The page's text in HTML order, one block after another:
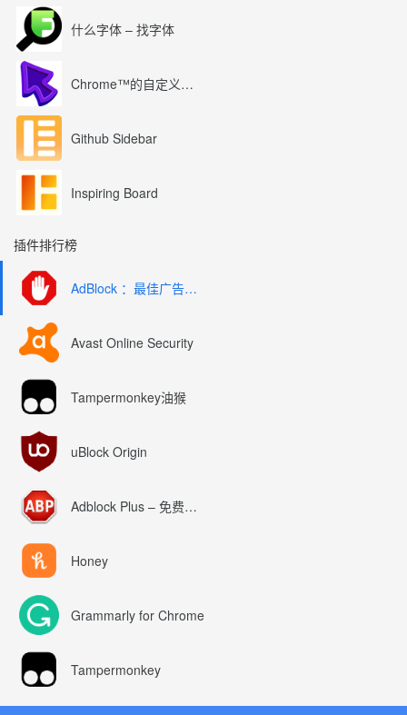
什么字体 – 找字体
Chrome™的自定义光标
Github Sidebar
Inspiring Board
插件排行榜
AdBlock ：最佳广告拦截工具
Avast Online Security
Tampermonkey油猴
uBlock Origin
Adblock Plus – 免费的广告拦截器
Honey
Grammarly for Chrome
Tampermonkey